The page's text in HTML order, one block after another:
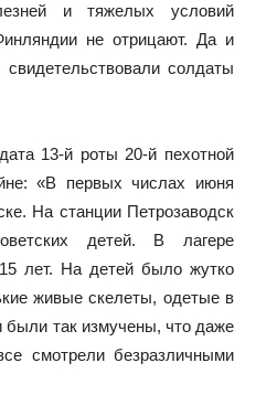
и тяжелых условий
не отрицают. Да и
солдаты
13-й роты 20-й пехотной
«В первых числах июня
На станции Петрозаводск
детей. В лагере
лет. На детей было жутко
живые скелеты, одетые в
были так измучены, что даже
смотрели безразличными